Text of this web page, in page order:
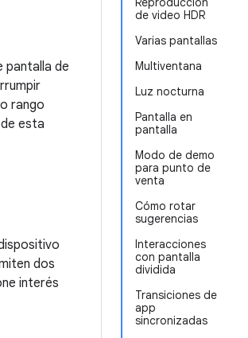
de video HDR
Varias pantallas
Multiventana
Luz nocturna
Pantalla en
pantalla
Modo de demo
para punto de
venta
Cómo rotar
sugerencias
Interacciones
con pantalla
dividida
Transiciones de
app
sincronizadas
pantalla de
rango
esta
dos
interés